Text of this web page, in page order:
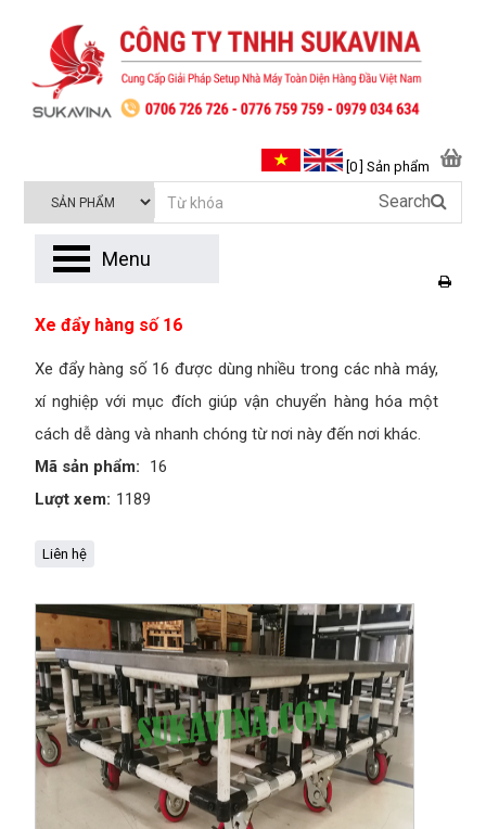
Xe đẩy hàng số 16
Xe đẩy hàng số 16 được dùng nhiều trong các nhà máy,
xí nghiệp với mục đích giúp vận chuyển hàng hóa một
cách dễ dàng và nhanh chóng từ nơi này đến nơi khác.
Mã sản phẩm:
16
Lượt xem: 1189
Liên hệ
[0 ] Sản phẩm
Search
Menu